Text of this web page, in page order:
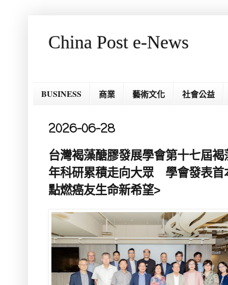
China Post e-News
BUSINESS 商業 藝術文化 社會公益
2026-06-28
台灣褐藻醣膠發展學會第十七屆
年科研累積走向大眾 學會發表首
點燃癌友生命新希望>